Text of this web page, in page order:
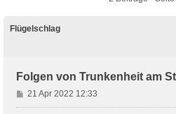
Flügelschlag
Folgen von Trunkenheit am
B
e
21 Apr 2022 12:33